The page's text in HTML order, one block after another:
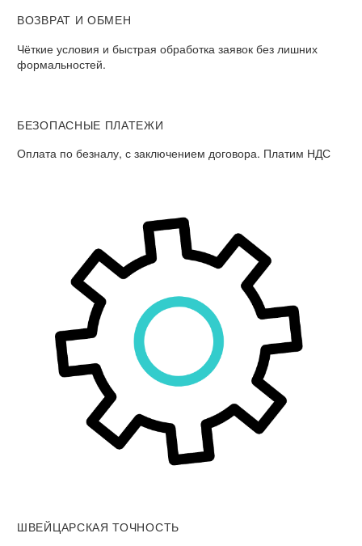
ВОЗВРАТ И ОБМЕН​
Чёткие условия и быстрая обработка заявок без лишних
формальностей.​
БЕЗОПАСНЫЕ ПЛАТЕЖИ​
Оплата по безналу, с заключением договора. Платим НДС​
ШВЕЙЦАРСКАЯ ТОЧНОСТЬ